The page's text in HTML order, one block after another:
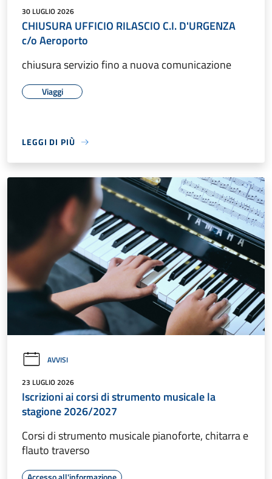
30 LUGLIO 2026
CHIUSURA UFFICIO RILASCIO C.I. D'URGENZA
c/o Aeroporto
chiusura servizio fino a nuova comunicazione
Viaggi
LEGGI DI PIÙ
AVVISI
23 LUGLIO 2026
Iscrizioni ai corsi di strumento musicale la
stagione 2026/2027
Corsi di strumento musicale pianoforte, chitarra e
flauto traverso